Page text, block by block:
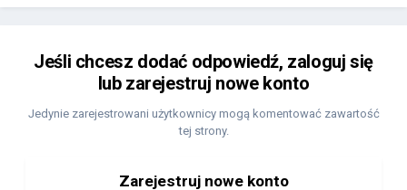
Jeśli chcesz dodać odpowiedź, zaloguj się
lub zarejestruj nowe konto
Jedynie zarejestrowani użytkownicy mogą komentować zawartość
tej strony.
Zarejestruj nowe konto